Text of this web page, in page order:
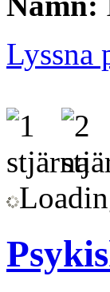
Lyssna